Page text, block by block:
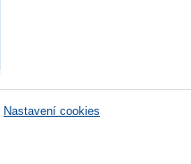
Nastavení cookies